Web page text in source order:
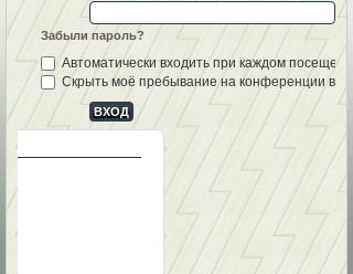
Забыли пароль?
Автоматически входить при каждом посещении
Скрыть моё пребывание на конференции в